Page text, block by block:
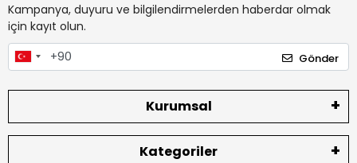
Kampanya, duyuru ve bilgilendirmelerden haberdar olmak
için kayıt olun.
Gönder
Kurumsal
Kategoriler